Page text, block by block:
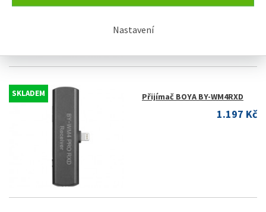
Nastavení
SKLADEM Přijímač BOYA BY-WM4RXD
1.197 Kč